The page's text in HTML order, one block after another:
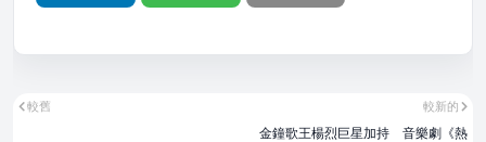
較新的
金鐘歌王楊烈巨星加持 音樂劇《熱
較舊